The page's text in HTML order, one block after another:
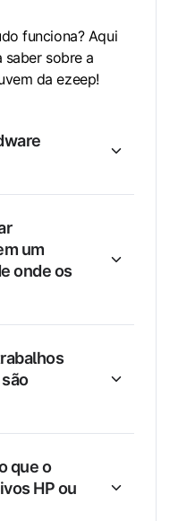
funciona? Aqui
sobre a
da ezeep!
um
onde os
que o
HP ou